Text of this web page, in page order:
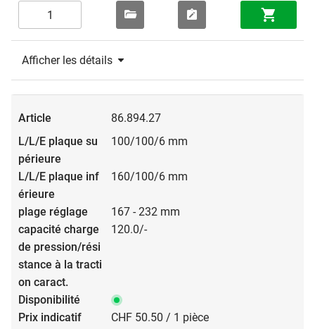
Afficher les détails
86.894.27
100/100/6 mm
160/100/6 mm
167 - 232 mm
120.0/-
CHF 50.50 / 1 pièce